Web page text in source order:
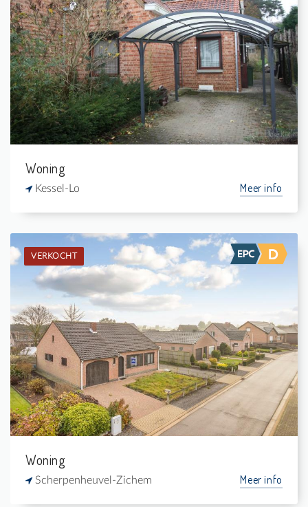
Verkocht: Bungalow
1
610 m²
1
80 m²
Woning
Kessel-Lo Meer info
VERKOCHT
Verkocht: Eengezinswoning
3
684 m²
1
136 m²
Woning
Scherpenheuvel-Zichem Meer info